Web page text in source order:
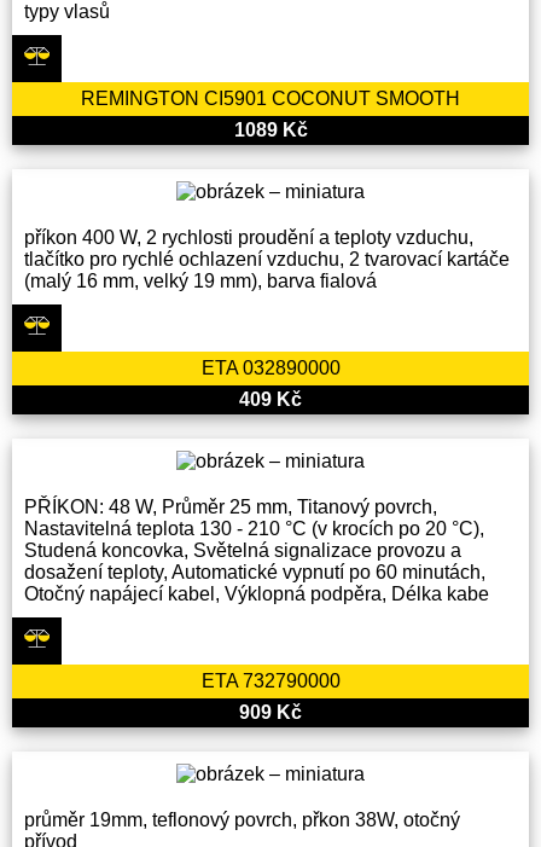
typy vlasů
REMINGTON CI5901 COCONUT SMOOTH
1089 Kč
příkon 400 W, 2 rychlosti proudění a teploty vzduchu,
tlačítko pro rychlé ochlazení vzduchu, 2 tvarovací kartáče
(malý 16 mm, velký 19 mm), barva fialová
ETA 032890000
409 Kč
PŘÍKON: 48 W, Průměr 25 mm, Titanový povrch,
Nastavitelná teplota 130 - 210 °C (v krocích po 20 °C),
Studená koncovka, Světelná signalizace provozu a
dosažení teploty, Automatické vypnutí po 60 minutách,
Otočný napájecí kabel, Výklopná podpěra, Délka kabe
ETA 732790000
909 Kč
průměr 19mm, teflonový povrch, přkon 38W, otočný
přívod